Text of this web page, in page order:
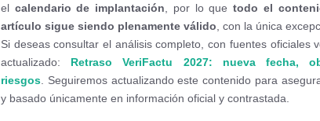
el calendario de implantación , por lo quetodo el
artículo sigue siendo plenamente válido , con la única
Si deseas consultar el análisis completo, con fuentes oficiales
actualizado: Retraso VeriFactu 2027: nueva fecha,
riesgos . Seguiremos actualizando este contenido para
y basado únicamente en información oficial y contrastada.